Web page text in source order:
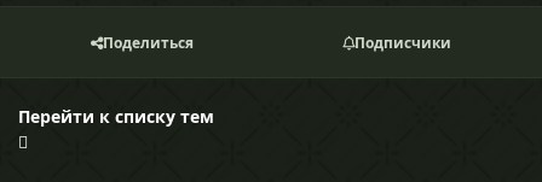
Поделиться Подписчики
Перейти к списку тем